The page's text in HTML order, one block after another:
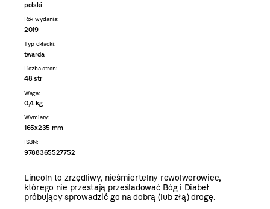
polski
Rok wydania:
2019
Typ okładki:
twarda
Liczba stron:
48 str
Waga:
0,4 kg
Wymiary:
165x235 mm
ISBN:
9788365527752
Lincoln to zrzędliwy, nieśmiertelny rewolwerowiec,
którego nie przestają prześladować Bóg i Diabeł
próbujący sprowadzić go na dobrą (lub złą) drogę.